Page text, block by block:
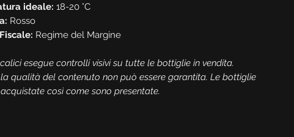
ideale: 18-20 °C
Rosso
Regime del Margine
esegue controlli visivi su tutte le bottiglie in vendita.
qualità del contenuto non può essere garantita. Le bottiglie
così come sono presentate.